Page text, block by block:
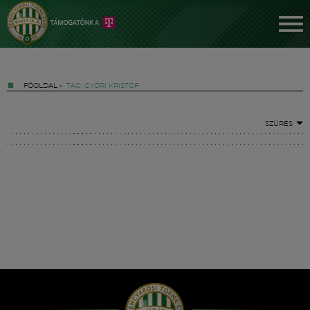
FŐOLDAL » TAG: GYŐRI KRISTÓF
SZŰRÉS
Hírek